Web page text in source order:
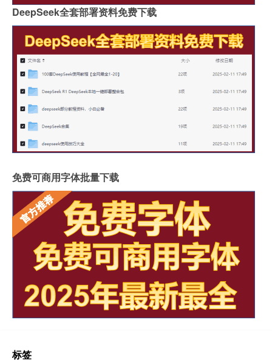
DeepSeek全套部署资料免费下载
免费可商用字体批量下载
标签